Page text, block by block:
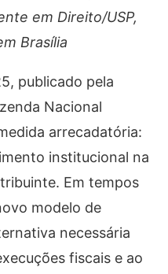
em Direito/USP,
Brasília
publicado pela
Nacional
arrecadatória:
institucional na
Em tempos
modelo de
necessária
fiscais e ao